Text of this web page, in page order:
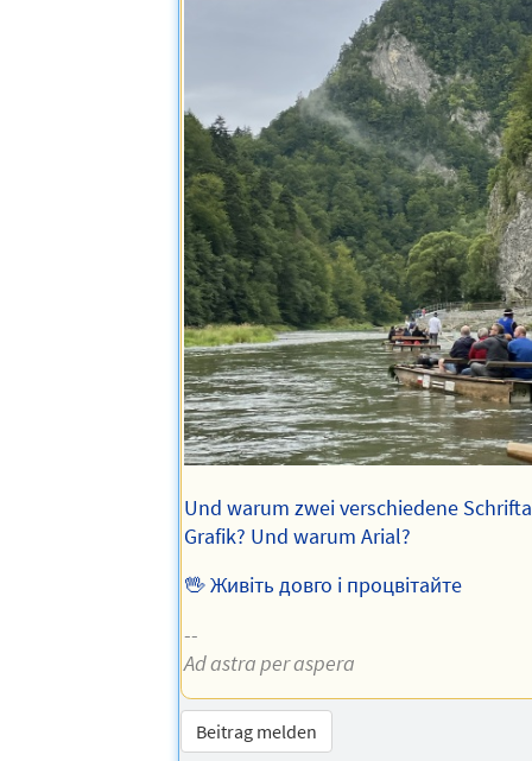
Und warum zwei verschiedene
Grafik? Und warum Arial?
🖖 Живіть довго і процвітайте
--
Ad astra per aspera
Beitrag melden